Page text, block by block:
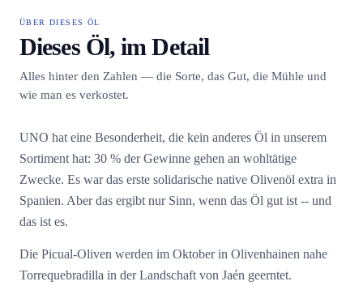
ÜBER DIESES ÖL
Dieses Öl, im Detail
Alles hinter den Zahlen — die Sorte, das Gut, die Mühle und
wie man es verkostet.
UNO hat eine Besonderheit, die kein anderes Öl in unserem
Sortiment hat: 30 % der Gewinne gehen an wohltätige
Zwecke. Es war das erste solidarische native Olivenöl extra in
Spanien. Aber das ergibt nur Sinn, wenn das Öl gut ist -- und
das ist es.
Die Picual-Oliven werden im Oktober in Olivenhainen nahe
Torrequebradilla in der Landschaft von Jaén geerntet.